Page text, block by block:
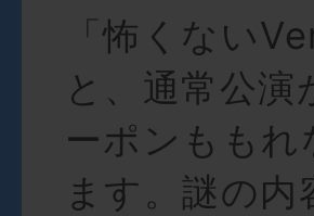
「怖くない
と、通常公
ーポンもも
ます。謎の